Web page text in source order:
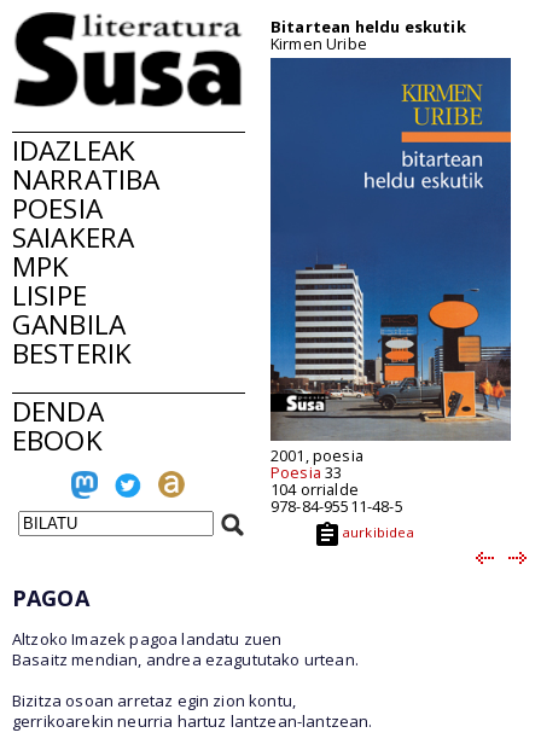
IDAZLEAK
NARRATIBA
POESIA
SAIAKERA
MPK
LISIPE
GANBILA
BESTERIK
DENDA
EBOOK
Bitartean heldu eskutik
Kirmen Uribe
2001, poesia
Poesia 33
104 orrialde
978-84-95511-48-5
aurkibidea
PAGOA
Altzoko Imazek pagoa landatu zuen
Basaitz mendian, andrea ezagututako urtean.
Bizitza osoan arretaz egin zion kontu,
gerrikoarekin neurria hartuz lantzean-lantzean.